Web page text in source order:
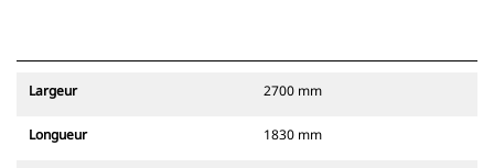
Largeur 2700 mm
Longueur 1830 mm